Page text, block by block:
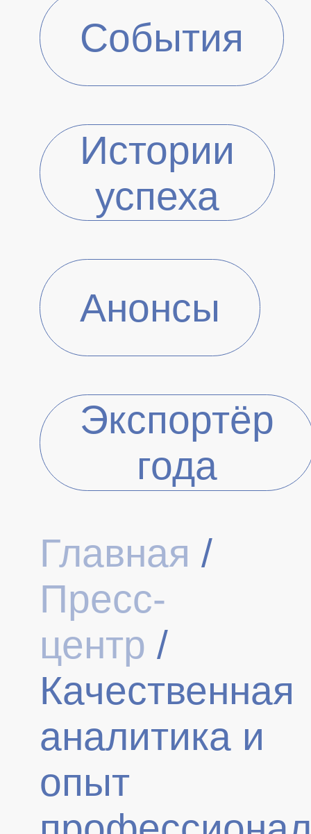
События
Истории
успеха
Анонсы
Экспортёр
года
Главная /
Пресс-
центр /
Качественная
аналитика и
опыт